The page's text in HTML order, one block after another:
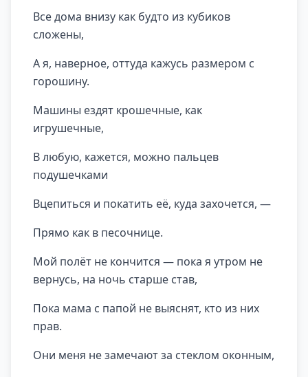
Все дома внизу как будто из кубиков
сложены,
А я, наверное, оттуда кажусь размером с
горошину.
Машины ездят крошечные, как
игрушечные,
В любую, кажется, можно пальцев
подушечками
Вцепиться и покатить её, куда захочется, —
Прямо как в песочнице.
Мой полёт не кончится — пока я утром не
вернусь, на ночь старше став,
Пока мама с папой не выяснят, кто из них
прав.
Они меня не замечают за стеклом оконным,